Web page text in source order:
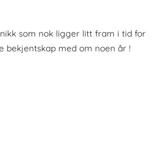
som nok ligger litt fram i tid for
bekjentskap med om noen år !